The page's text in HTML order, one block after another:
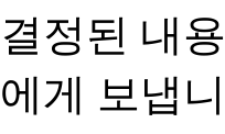
정된 내
게 보냅